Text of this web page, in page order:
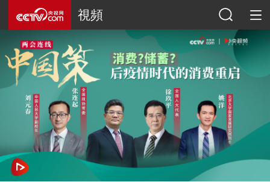
視頻